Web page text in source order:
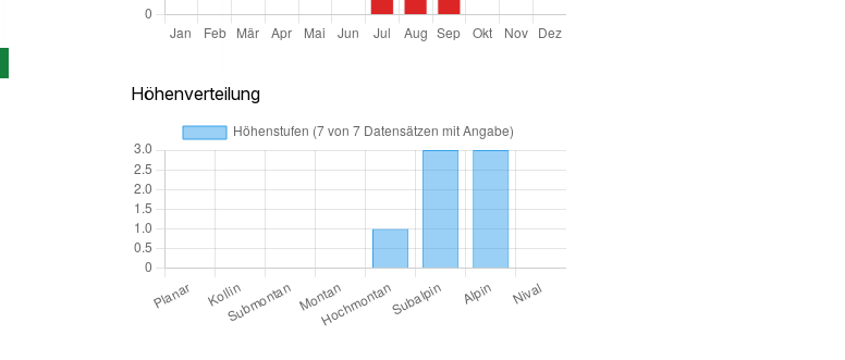
Höhenverteilung